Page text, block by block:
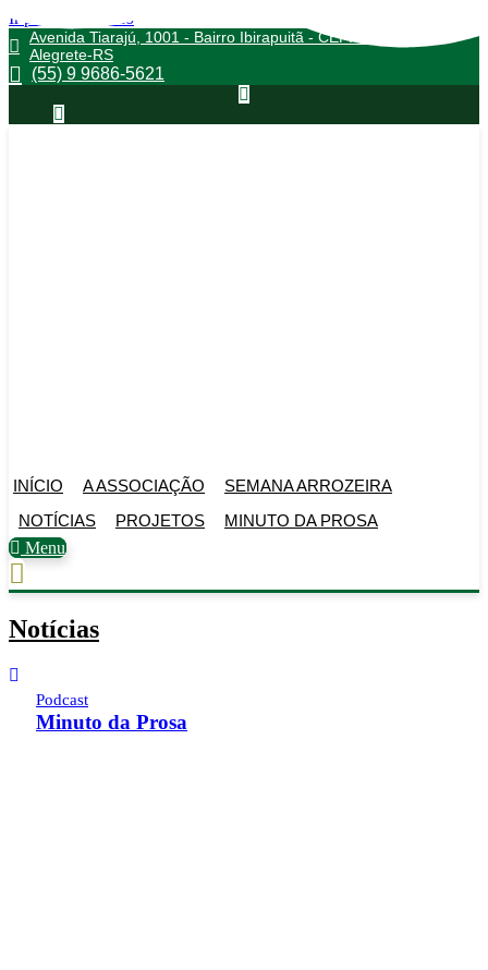
Ir para o conteúdo
Avenida Tiarajú, 1001 - Bairro Ibirapuitã - CEP: 97546550 -
Alegrete-RS
(55) 9 9686-5621
INÍCIO A ASSOCIAÇÃO
SEMANA ARROZEIRA
NOTÍCIAS
PROJETOS
MINUTO DA PROSA
Menu
Notícias
Podcast
Minuto da Prosa